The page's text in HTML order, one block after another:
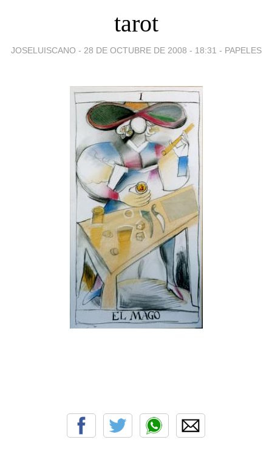
tarot
JOSELUISCANO - 28 DE OCTUBRE DE 2008 - 18:31 - PAPELES